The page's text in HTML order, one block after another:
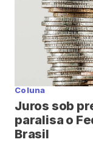
Coluna
Juros sob
paralisa o
Brasil